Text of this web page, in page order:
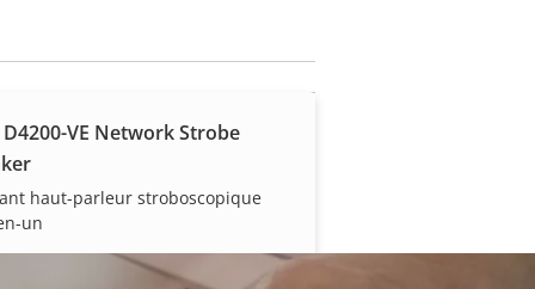
D4200-VE Network Strobe
haut-parleur stroboscopique
un